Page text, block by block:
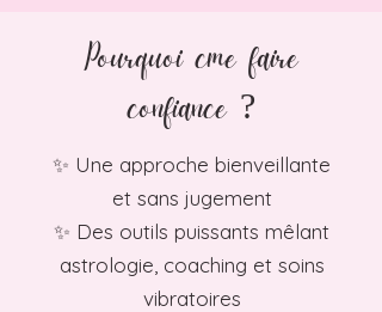
Pourquoi cme faire
confiance ?
✨ Une approche bienveillante
et sans jugement
✨ Des outils puissants mêlant
astrologie, coaching et soins
vibratoires